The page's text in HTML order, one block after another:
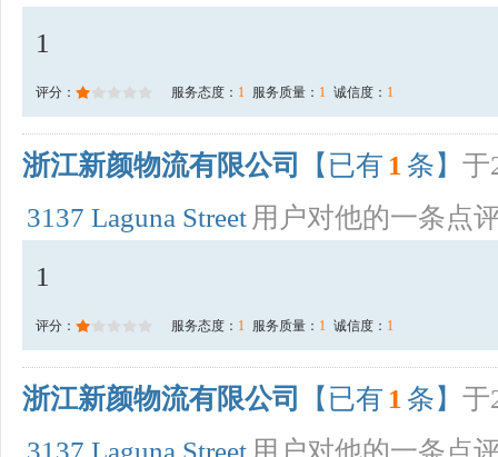
1
评分： 服务态度： 1 服务质量： 1 诚信度： 1
浙江新颜物流有限公司 【已有 1 条】 于
3137 Laguna Street 用户对他的一条点
1
评分： 服务态度： 1 服务质量： 1 诚信度： 1
浙江新颜物流有限公司 【已有 1 条】 于
3137 Laguna Street 用户对他的一条点